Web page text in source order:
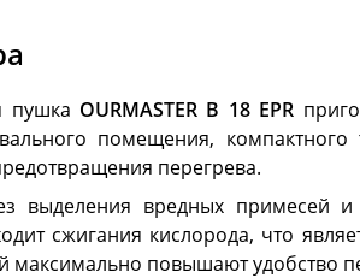
пушка OURMASTER B 18 EPR
помещения,
перегрева.
выделения вредных примесей
сжигания кислорода, что
максимально повышают удобство